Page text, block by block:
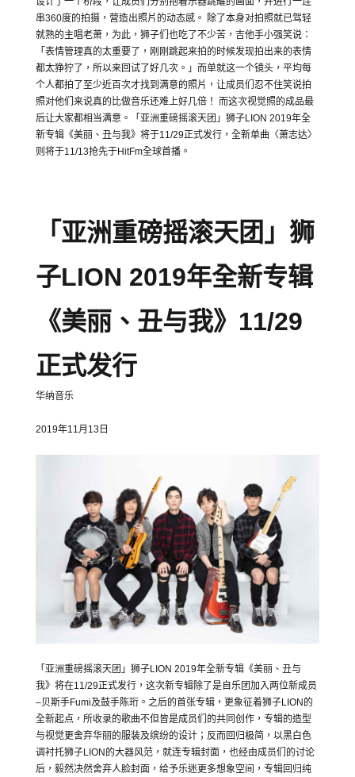
串360度的拍摄，营造出照片的动态感。 除了本身对拍照就已驾轻
就熟的主唱老萧，为此， 狮子们也吃了不少苦，吉他手小强笑说：
「表情管理真的太重要了， 刚刚跳起来拍的时候发现拍出来的表情
都太狰狞了， 所以来回试了好几次。」而单就这一个镜头， 平均每
个人都拍了至少近百次才找到满意的照片， 让成员们忍不住笑说拍
照对他们来说真的比做音乐还难上好几倍！ 而这次视觉照的成品最
后让大家都相当满意。「亚洲重磅摇滚天团」 狮子LION 2019年全
新专辑《美丽、丑与我》将于11/29正式发行， 全新单曲〈萧志达〉
则将于11/13抢先于HitFm全球首播。
「亚洲重磅摇滚天团」狮
子LION 2019年全新专辑
《美丽、丑与我》 11/29
正式发行
华纳音乐
2019年11月13日
「亚洲重磅摇滚天团」狮子LION 2019年全新专辑《美丽、丑与
我》将在11/29正式发行， 这次新专辑除了是自乐团加入两位新成员
–贝斯手Fumi及鼓手陈珩。之后的首张专辑，更象征着狮子LION的
全新起点， 所收录的歌曲不但皆是成员们的共同创作， 专辑的造型
与视觉更舍弃华丽的服装及缤纷的设计；反而回归极简， 以黑白色
调衬托狮子LION的大器风范，就连专辑封面， 也经由成员们的讨论
后，毅然决然舍弃人脸封面， 给予乐迷更多想象空间，专辑回归纯